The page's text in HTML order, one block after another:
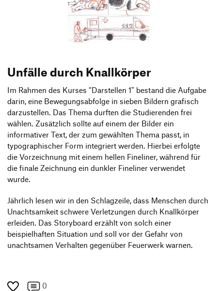
Transfer und Kooperation
Produktgestaltung B.A.
Strategische Gestaltung M.A.
Unfälle durch Knallkörper
Im Rahmen des Kurses “Darstellen 1” bestand die Aufgabe
darin, eine Bewegungsabfolge in sieben Bildern grafisch
darzustellen. Das Thema durften die Studierenden frei
wählen. Zusätzlich sollte auf einem der Bilder ein
informativer Text, der zum gewählten Thema passt, in
typographischer Form integriert werden. Hierbei erfolgte
die Vorzeichnung mit einem hellen Fineliner, während für
die finale Zeichnung ein dunkler Fineliner verwendet
wurde.
Jährlich lesen wir in den Schlagzeile, dass Menschen durch
Unachtsamkeit schwere Verletzungen durch Knallkörper
erleiden. Das Storyboard erzählt von solch einer
beispielhaften Situation und soll vor der Gefahr von
unachtsamen Verhalten gegenüber Feuerwerk warnen.
0